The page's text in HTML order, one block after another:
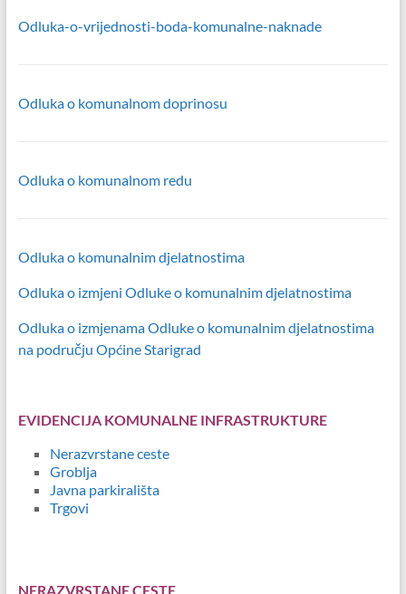
Odluka-o-vrijednosti-boda-komunalne-naknade
Odluka o komunalnom doprinosu
Odluka o komunalnom redu
Odluka o komunalnim djelatnostima
Odluka o izmjeni Odluke o komunalnim djelatnostima
Odluka o izmjenama Odluke o komunalnim djelatnostima
na području Općine Starigrad
EVIDENCIJA KOMUNALNE INFRASTRUKTURE
Nerazvrstane ceste
Groblja
Javna parkirališta
Trgovi
NERAZVRSTANE CESTE